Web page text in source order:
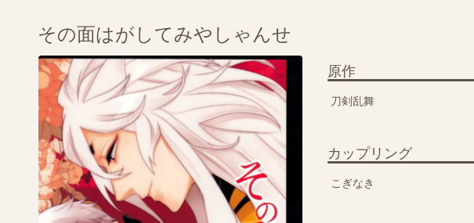
その面はがしてみやしゃんせ
原作
刀剣乱舞
カップリング
こぎなき